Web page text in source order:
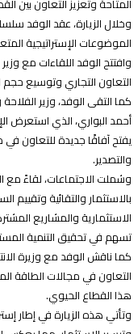
الزيارة، عقد الوفد
الإستراتيجية
الوفد اللقاءات مع وزير
التجاري وتوسيع حجم
التقى الوفد، وزير الفلاحة
البواري، الذي استعرض
آفاقًا جديدة للتعاون في
الاجتماعات، لقاءً مع
والتقائية وتقييم
والمشاريع
في تحقيق التنمية
ناقش الوفد مع وزيرة
في مجالات الطاقة
القطاع الحيوي.
هذه الزيارة في إطار